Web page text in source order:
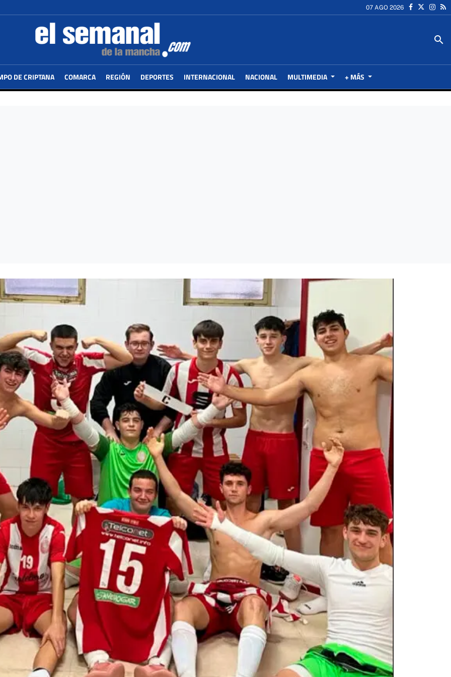
07 AGO 2026
search
DE CRIPTANA COMARCA REGIÓN DEPORTES INTERNACIONAL NACIONAL MULTIMEDIA + MÁS